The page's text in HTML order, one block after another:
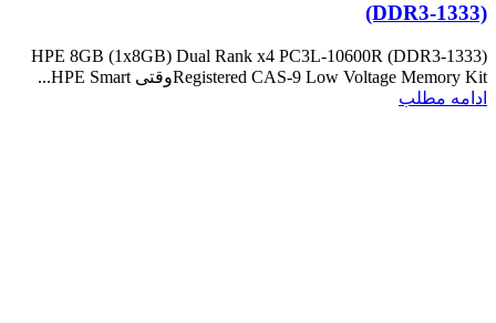
(DDR3-1333)
HPE 8GB (1x8GB) Dual Rank x4 PC3L-10600R (DDR3-1333)
Registered CAS-9 Low Voltage Memory Kitوقتی HPE Smart...
ادامه مطلب